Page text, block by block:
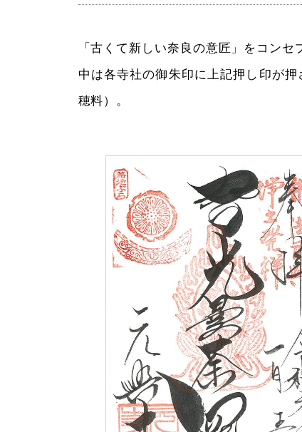
「古くて新しい奈良の意匠」をコン
中は各寺社の御朱印に上記押し印が
穂料）。